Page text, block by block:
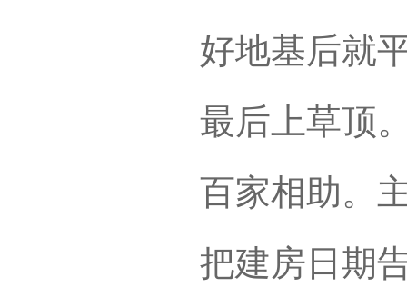
好地基后就
最后上草顶
百家相助。
把建房日期